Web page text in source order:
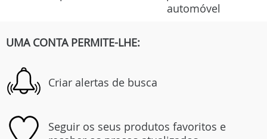
automóvel
UMA CONTA PERMITE-LHE:
Criar alertas de busca
Seguir os seus produtos favoritos e